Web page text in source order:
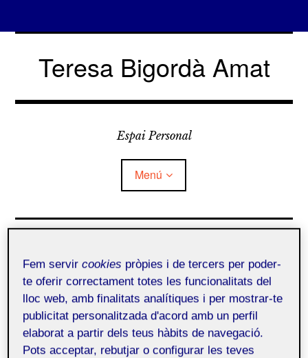
Vés
contingutTeresa Bigordà Amat
Espai Personal
Menú
Què és Folio?
sociales, emocionales y
cognitivas?
Teresa Bigordà Amat 4 novembre, 2022 No categoritzat
Fem servircookies pròpies i de tercers per poder-
te oferir correctament totes les funcionalitats del
lloc web, amb finalitats analítiques i per mostrar-te
publicitat personalitzada d'acord amb un perfil
elaborat a partir dels teus hàbits de navegació.
Pots acceptar, rebutjar o configurar les teves